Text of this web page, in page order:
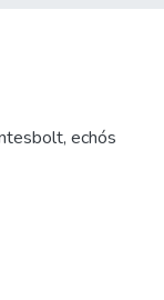
echós